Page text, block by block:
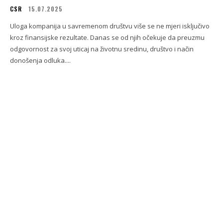
CSR 15.07.2025
Uloga kompanija u savremenom društvu više se ne mjeri isključivo
kroz finansijske rezultate. Danas se od njih očekuje da preuzmu
odgovornost za svoj uticaj na životnu sredinu, društvo i način
donošenja odluka....